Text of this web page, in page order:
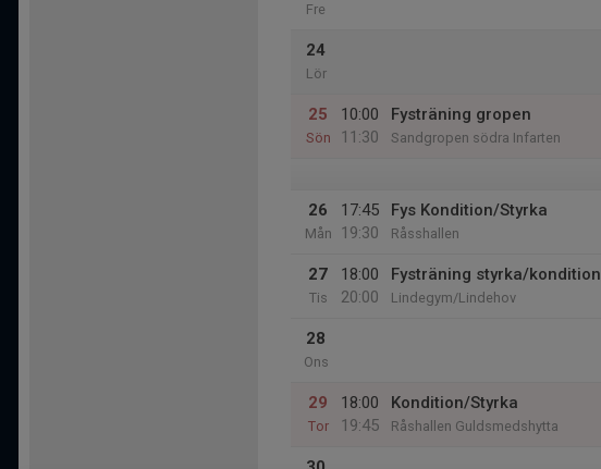
Fre
24
Lör
25
Sön
10:00
11:30
Fysträning gropen
Sandgropen södra Infarten
26
Mån
17:45
19:30
Fys Kondition/Styrka
Råsshallen
27
Tis
18:00
20:00
Fysträning styrka/kondition
Lindegym/Lindehov
28
Ons
29
Tor
18:00
19:45
Kondition/Styrka
Råshallen Guldsmedshytta